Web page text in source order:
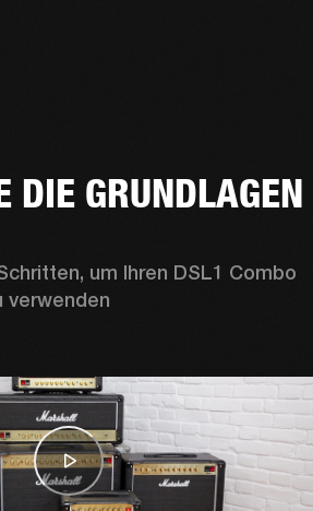
DIE GRUNDLAGEN
um Ihren DSL1 Combo
verwenden